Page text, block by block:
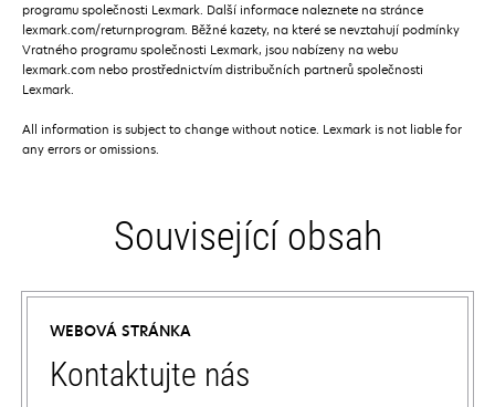
programu společnosti Lexmark. Další informace naleznete na stránce
lexmark.com/returnprogram. Běžné kazety, na které se nevztahují podmínky
Vratného programu společnosti Lexmark, jsou nabízeny na webu
lexmark.com nebo prostřednictvím distribučních partnerů společnosti
Lexmark.
All information is subject to change without notice. Lexmark is not liable for
any errors or omissions.
Související obsah
WEBOVÁ STRÁNKA
Kontaktujte nás